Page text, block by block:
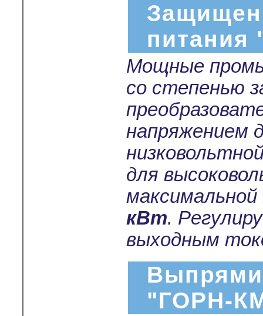
питания
Мощные
со степенью
напряжением
для
кВт.
выходным
"ГОРН-